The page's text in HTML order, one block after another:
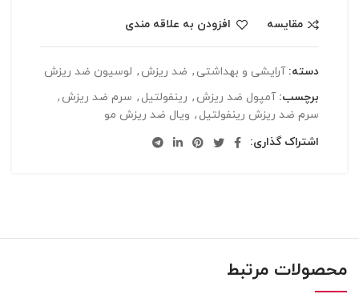
مقایسه
افزودن به علاقه مندی
دسته: آرایشی و بهداشتی , ضد ریزش , لوسیون ضد ریزش
برچسب: آمپول ضد ریزش , رینفولتیل , سرم ضد ریزش ,
سرم ضد ریزش رینفولتیل , ویال ضد ریزش مو
اشتراک گذاری:
محصولات مرتبط